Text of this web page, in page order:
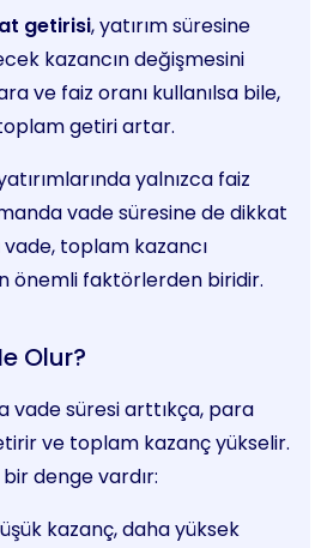
getirisi, yatırım süresine
kazancın değişmesini
ve faiz oranı kullanılsa bile,
getiri artar.
yalnızca faiz
vade süresine de dikkat
toplam kazancı
önemli faktörlerden biridir.
Olur?
vade süresi arttıkça, para
ve toplam kazanç yükselir.
denge vardır:
kazanç, daha yüksek